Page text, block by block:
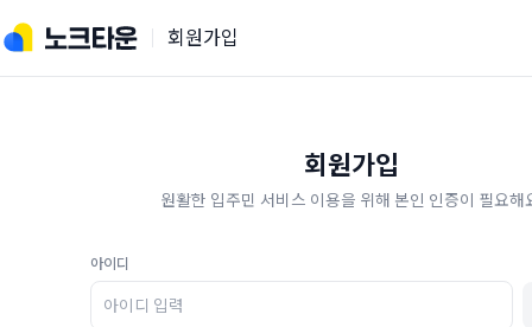
회원가입
회원가입
원활한 입주민 서비스 이용을 위해 본인 인증이 필요해
아이디